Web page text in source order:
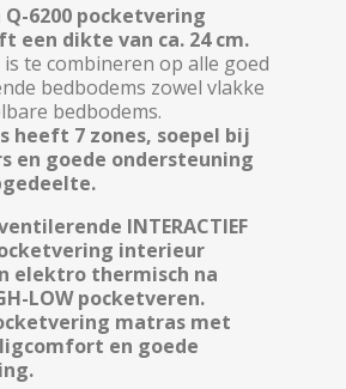
Q-6200 pocketvering
een dikte van ca. 24 cm.
te combineren op alle goed
bedbodems zowel vlakke
bedbodems.
heeft 7 zones, soepel bij
en goede ondersteuning
INTERACTIEF
interieur
elektro thermisch na
LOW pocketveren.
matras met
en goede